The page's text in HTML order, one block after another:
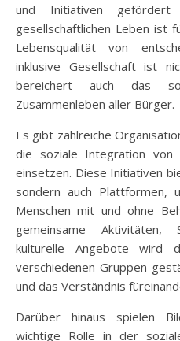
und Initiativen
gesellschaftlichen Leben ist
Lebensqualität von
inklusive Gesellschaft ist
bereichert auch das
Zusammenleben aller Bürger.
Es gibt zahlreiche
die soziale Integration von
einsetzen. Diese Initiativen
sondern auch Plattformen,
Menschen mit und ohne
gemeinsame Aktivitäten,
kulturelle Angebote wird
verschiedenen Gruppen
und das Verständnis
Darüber hinaus spielen
wichtige Rolle in der